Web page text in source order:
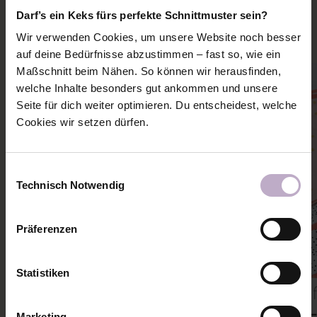
Darf’s ein Keks fürs perfekte Schnittmuster sein?
Wir verwenden Cookies, um unsere Website noch besser
auf deine Bedürfnisse abzustimmen – fast so, wie ein
Maßschnitt beim Nähen. So können wir herausfinden,
welche Inhalte besonders gut ankommen und unsere
Seite für dich weiter optimieren. Du entscheidest, welche
Cookies wir setzen dürfen.
Technisch Notwendig
Präferenzen
Statistiken
Mehr Ideen und Inspiration zu diesem Schnitt holen